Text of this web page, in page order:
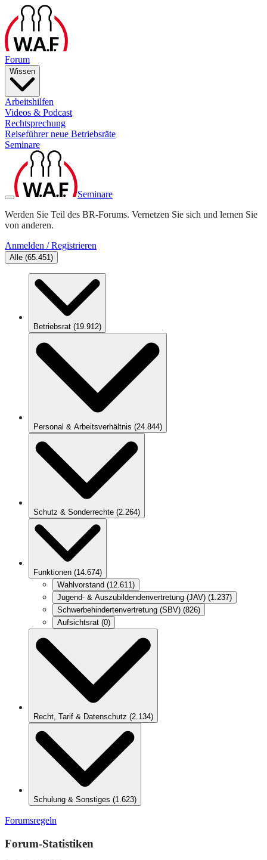
Forum
Wissen
Arbeitshilfen
Videos & Podcast
Rechtsprechung
Reiseführer neue Betriebsräte
Seminare
Seminare
Werden Sie Teil des BR-Forums. Vernetzen Sie sich und lernen Sie
von anderen.
Anmelden / Registrieren
Alle (65.451)
Betriebsrat (19.912)
Personal & Arbeitsverhältnis (24.844)
Schutz & Sonderrechte (2.264)
Funktionen (14.674)
Wahlvorstand (12.611)
Jugend- & Auszubildendenvertretung (JAV) (1.237)
Schwerbehindertenvertretung (SBV) (826)
Aufsichtsrat (0)
Recht, Tarif & Datenschutz (2.134)
Schulung & Sonstiges (1.623)
Forumsregeln
Forum-Statistiken